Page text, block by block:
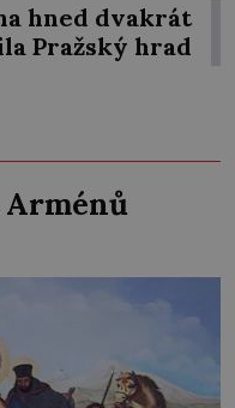
hned dvakrát
Pražský hrad